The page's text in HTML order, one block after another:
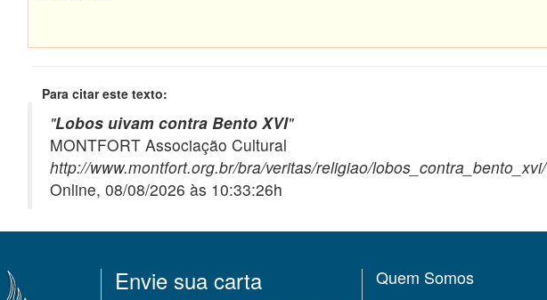
Para citar este texto:
"Lobos uivam contra Bento XVI"
MONTFORT Associação Cultural
http://www.montfort.org.br/bra/veritas/religiao/lobos_contra_bento_xvi/
Online, 08/08/2026 às 10:33:26h
Envie sua carta Quem Somos